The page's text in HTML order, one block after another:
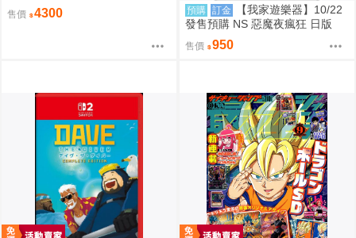
售價 4300 預購 訂金
【我家遊樂器】10/22
發售預購 NS 惡魔夜瘋狂 日版
售價 950